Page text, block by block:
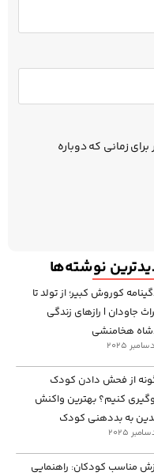
زمانی که دوباره
نوشته‌ها
کوروش کبیر؛ از تولد تا
جاودان | رازهای زندگی
هخامنشی
از فحش دادن کودک
کنیم؟ بهترین واکنش
به بددهنی کودک
مناسب کودکان: راهنمایی